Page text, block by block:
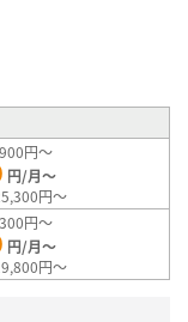
円～
円/月～
円～
円～
円/月～
円～